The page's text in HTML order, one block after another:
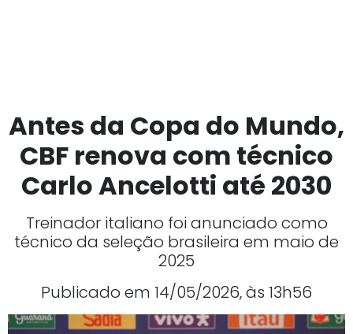
Antes da Copa do Mundo,
CBF renova com técnico
Carlo Ancelotti até 2030
Treinador italiano foi anunciado como
técnico da seleção brasileira em maio de
2025
Publicado em 14/05/2026, às 13h56